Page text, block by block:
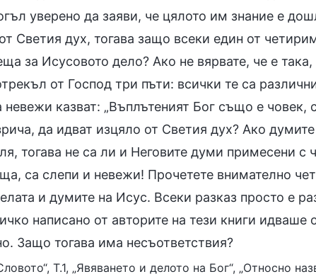
уверено да заяви, че цялото им знание е
Светия дух, тогава защо всеки един от
за Исусовото дело? Ако не вярвате, че е така,
от Господ три пъти: всички те са
казват: „Въплътеният Бог също е човек,
да идват изцяло от Светия дух? Ако
тогава не са ли и Неговите думи примесени с
са слепи и невежи! Прочетете внимателно
и думите на Исус. Всеки разказ просто е
написано от авторите на тези книги идваше
Защо тогава има несъответствия?
Т.1, „Явяването и делото на Бог“, „Относно